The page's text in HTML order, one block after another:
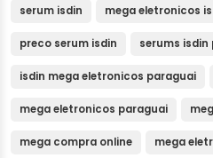
serum isdin mega eletronicos
preco serum isdin serums isdin
isdin mega eletronicos paraguai
mega eletronicos paraguai
mega compra online mega